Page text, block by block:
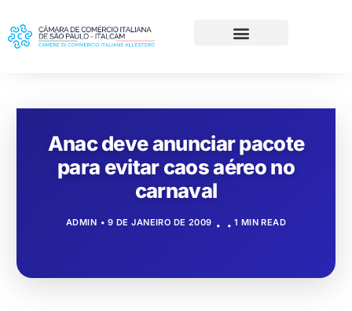
Anac deve anunciar pacote
para evitar caos aéreo no
carnaval
ADMIN 9 DE JANEIRO DE 2009 1 MIN READ